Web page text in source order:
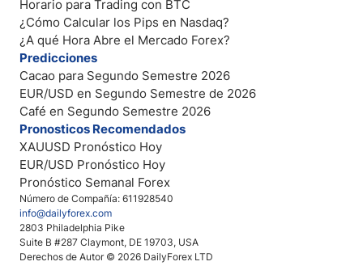
Número de Compañía: 611928540
info@dailyforex.com
2803 Philadelphia Pike
Suite B #287 Claymont, DE 19703, USA
Derechos de Autor © 2026 DailyForex LTD
Horario para Trading con BTC
¿Cómo Calcular los Pips en Nasdaq?
¿A qué Hora Abre el Mercado Forex?
Predicciones
Cacao para Segundo Semestre 2026
EUR/USD en Segundo Semestre de 2026
Café en Segundo Semestre 2026
Pronosticos Recomendados
XAUUSD Pronóstico Hoy
EUR/USD Pronóstico Hoy
Pronóstico Semanal Forex